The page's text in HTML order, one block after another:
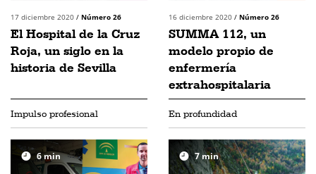
17 diciembre 2020 / Número 26
El Hospital de la Cruz
Roja, un siglo en la
historia de Sevilla
16 diciembre 2020 / Número 26
SUMMA 112, un
modelo propio de
enfermería
extrahospitalaria
Impulso profesional
6min
En profundidad
7 min